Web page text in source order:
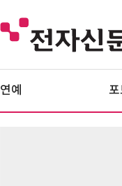
연예